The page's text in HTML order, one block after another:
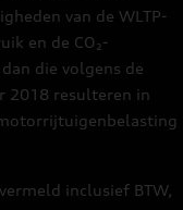
van de WLTP-
en de CO₂-
die volgens de
2018 resulteren in
inclusief BTW,